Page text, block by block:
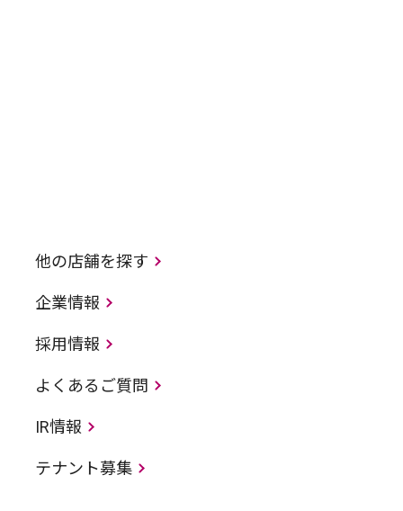
他の店舗を探す
企業情報
採用情報
よくあるご質問
IR情報
テナント募集